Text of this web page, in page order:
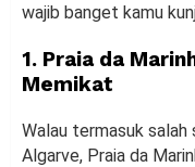
wajib banget kamu
1. Praia da
Memikat
Walau termasuk
Algarve, Praia da